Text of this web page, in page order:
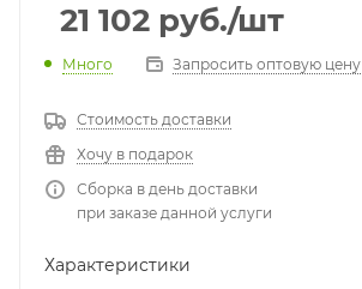
21 102 руб./шт
Много Запросить оптовую цену
Стоимость доставки
Хочу в подарок
Сборка в день доставки
при заказе данной услуги
Характеристики